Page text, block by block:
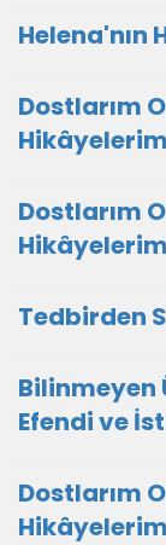
Helena'nın
Dostlarım
Dostlarım
Tedbirden
Bilinmeyen
Efendi ve
Dostlarım